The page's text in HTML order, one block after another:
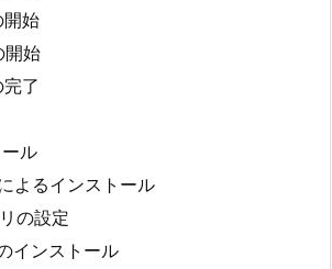
開始
開始
了
ル
よるインストール
の設定
インストール